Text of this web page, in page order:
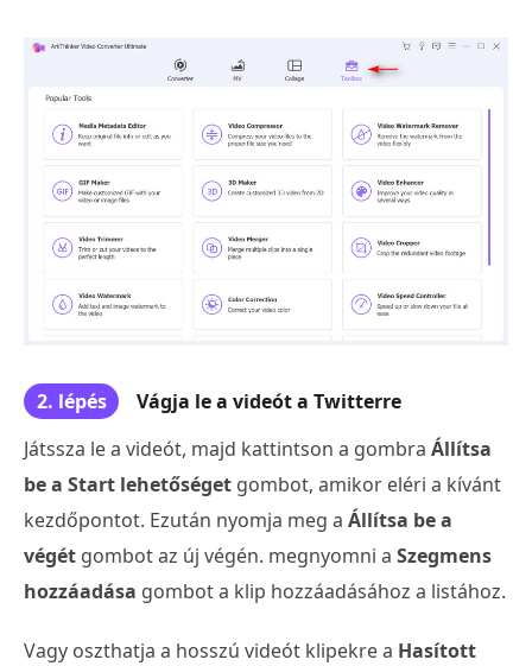
2. lépés
Vágja le a videót a Twitterre
Játssza le a videót, majd kattintson a gombra Állítsa
be a Start lehetőséget gombot, amikor eléri a kívánt
kezdőpontot. Ezután nyomja meg a Állítsa be a
végét gombot az új végén. megnyomni a Szegmens
hozzáadása gombot a klip hozzáadásához a listához.
Vagy oszthatja a hosszú videót klipekre a Hasított